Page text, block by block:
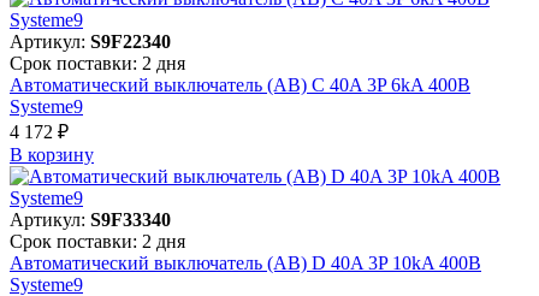
Артикул: S9F22340
Срок поставки: 2 дня
Автоматический выключатель (АВ) C 40A 3P 6kA 400В
Systeme9
4 172 ₽
В корзинy
Артикул: S9F33340
Срок поставки: 2 дня
Автоматический выключатель (АВ) D 40A 3P 10kA 400В
Systeme9